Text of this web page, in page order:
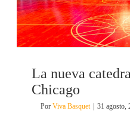
La nueva
Chicago
Por Viva Basquet 31 agosto,